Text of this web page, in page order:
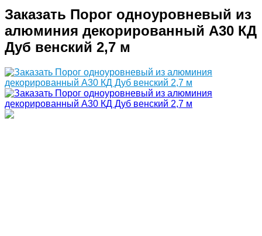
Заказать Порог одноуровневый из
алюминия декорированный А30 КД
Дуб венский 2,7 м